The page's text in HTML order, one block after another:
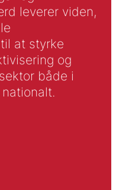
leverer viden,
at styrke
og
både i